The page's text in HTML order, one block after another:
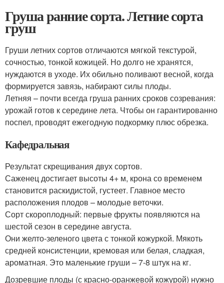
Груша ранние сорта. Летние сорта
груш
Груши летних сортов отличаются мягкой текстурой,
сочностью, тонкой кожицей. Но долго не хранятся,
нуждаются в уходе. Их обильно поливают весной, когда
формируется завязь, набирают силы плоды.
Летняя – почти всегда груша ранних сроков созревания:
урожай готов к середине лета. Чтобы он гарантированно
поспел, проводят ежегодную подкормку плюс обрезка.
Кафедральная
Результат скрещивания двух сортов.
Саженец достигает высоты 4+ м, крона со временем
становится раскидистой, густеет. Главное место
расположения плодов – молодые веточки.
Сорт скороплодный: первые фрукты появляются на
шестой сезон в середине августа.
Они желто-зеленого цвета с тонкой кожуркой. Мякоть
средней консистенции, кремовая или белая, сладкая,
ароматная. Это маленькие груши – 7-8 штук на кг.
Дозревшие плоды (с красно-оранжевой кожурой) нужно